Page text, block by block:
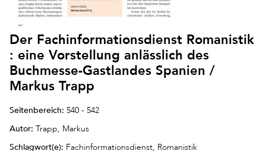
Der Fachinformationsdienst Romanistik
: eine Vorstellung anlässlich des
Buchmesse-Gastlandes Spanien /
Markus Trapp
Seitenbereich: 540 - 542
Autor: Trapp, Markus
Schlagwort(e): Fachinformationsdienst, Romanistik